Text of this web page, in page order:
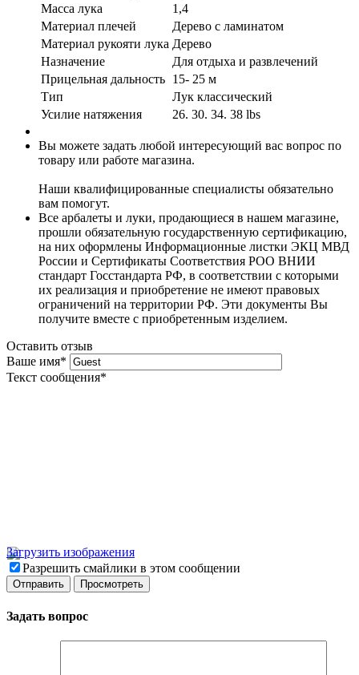
Масса лука
1,4
Материал плечей
Дерево с ламинатом
Материал рукояти лука Дерево
Назначение
Для отдыха и развлечений
Прицельная дальность 15- 25 м
Тип
Лук классический
Усилие натяжения
26. 30. 34. 38 lbs
Вы можете задать любой интересующий вас вопрос по
товару или работе магазина.
Наши квалифицированные специалисты обязательно
вам помогут.
Все арбалеты и луки, продающиеся в нашем магазине,
прошли обязательную государственную сертификацию,
на них оформлены Информационные листки ЭКЦ МВД
России и Сертификаты Соответствия РОО ВНИИ
стандарт Госстандарта РФ, в соответствии с которыми
их реализация и приобретение не имеют правовых
ограничений на территории РФ. Эти документы Вы
получите вместе с приобретенным изделием.
Оставить отзыв
Ваше имя*
Текст сообщения*
Загрузить изображения
Разрешить смайлики в этом сообщении
Задать вопрос